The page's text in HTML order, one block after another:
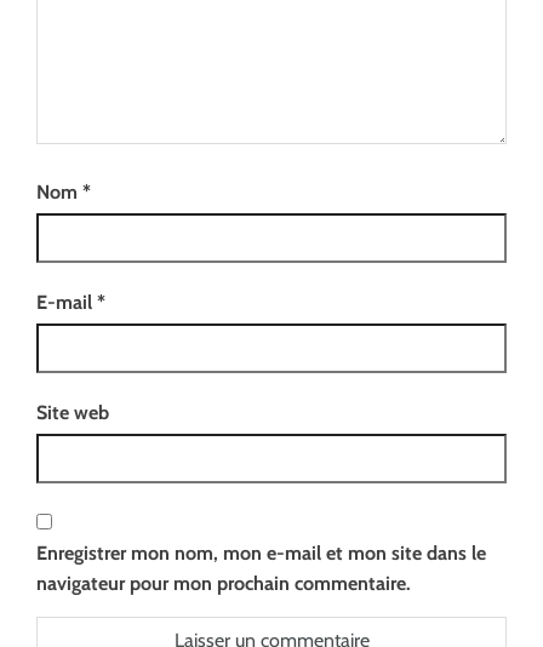
Nom *
E-mail *
Site web
Enregistrer mon nom, mon e-mail et mon site dans le
navigateur pour mon prochain commentaire.